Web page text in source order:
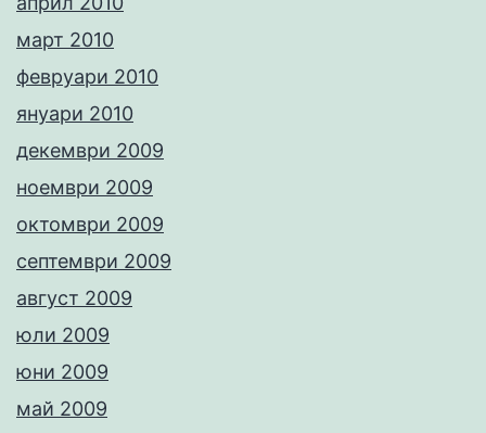
март 2010
февруари 2010
януари 2010
декември 2009
ноември 2009
октомври 2009
септември 2009
август 2009
юли 2009
юни 2009
май 2009